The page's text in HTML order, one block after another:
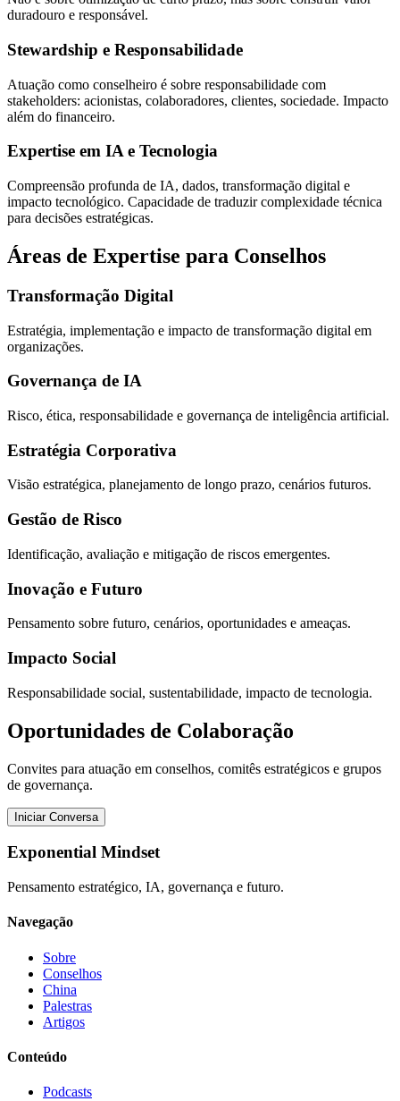
duradouro e responsável.
Stewardship e Responsabilidade
Atuação como conselheiro é sobre responsabilidade com
stakeholders: acionistas, colaboradores, clientes, sociedade. Impacto
além do financeiro.
Expertise em IA e Tecnologia
Compreensão profunda de IA, dados, transformação digital e
impacto tecnológico. Capacidade de traduzir complexidade técnica
para decisões estratégicas.
Áreas de Expertise para Conselhos
Transformação Digital
Estratégia, implementação e impacto de transformação digital em
organizações.
Governança de IA
Risco, ética, responsabilidade e governança de inteligência artificial.
Estratégia Corporativa
Visão estratégica, planejamento de longo prazo, cenários futuros.
Gestão de Risco
Identificação, avaliação e mitigação de riscos emergentes.
Inovação e Futuro
Pensamento sobre futuro, cenários, oportunidades e ameaças.
Impacto Social
Responsabilidade social, sustentabilidade, impacto de tecnologia.
Oportunidades de Colaboração
Convites para atuação em conselhos, comitês estratégicos e grupos
de governança.
Iniciar Conversa
Exponential Mindset
Pensamento estratégico, IA, governança e futuro.
Navegação
Sobre
Conselhos
China
Palestras
Artigos
Conteúdo
Podcasts